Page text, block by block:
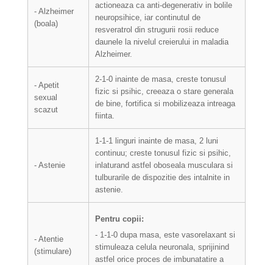
- Alzheimer
(boala)
actioneaza ca anti-degenerativ in bolile
neuropsihice, iar continutul de
resveratrol din strugurii rosii reduce
daunele la nivelul creierului in maladia
Alzheimer.
- Apetit
sexual
scazut
2-1-0 inainte de masa, creste tonusul
fizic si psihic, creeaza o stare generala
de bine, fortifica si mobilizeaza intreaga
fiinta.
- Astenie
1-1-1 linguri inainte de masa, 2 luni
continuu; creste tonusul fizic si psihic,
inlaturand astfel oboseala musculara si
tulburarile de dispozitie des intalnite in
astenie.
- Atentie
(stimulare)
Pentru copii:
- 1-1-0 dupa masa, este vasorelaxant si
stimuleaza celula neuronala, sprijinind
astfel orice proces de imbunatatire a